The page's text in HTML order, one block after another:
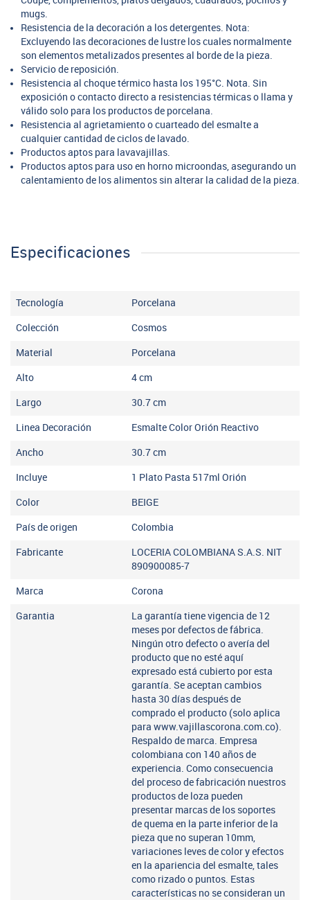
mugs.
Resistencia de la decoración a los detergentes. Nota:
Excluyendo las decoraciones de lustre los cuales normalmente
son elementos metalizados presentes al borde de la pieza.
Servicio de reposición.
Resistencia al choque térmico hasta los 195°C. Nota. Sin
exposición o contacto directo a resistencias térmicas o llama y
válido solo para los productos de porcelana.
Resistencia al agrietamiento o cuarteado del esmalte a
cualquier cantidad de ciclos de lavado.
Productos aptos para lavavajillas.
Productos aptos para uso en horno microondas, asegurando un
calentamiento de los alimentos sin alterar la calidad de la pieza.
Especificaciones
Tecnología Porcelana
Colección Cosmos
Material Porcelana
Alto 4cm
Largo 30.7cm
Linea Decoración Esmalte Color Orión Reactivo
Ancho 30.7cm
Incluye 1 Plato Pasta 517ml Orión
Color BEIGE
País de origen Colombia
Fabricante
LOCERIA COLOMBIANA S.A.S. NIT
890900085-7
Marca Corona
Garantia
La garantía tiene vigencia de 12
meses por defectos de fábrica.
Ningún otro defecto o avería del
producto que no esté aquí
expresado está cubierto por esta
garantía. Se aceptan cambios
hasta 30 días después de
comprado el producto (solo aplica
para www.vajillascorona.com.co).
Respaldo de marca. Empresa
colombiana con 140 años de
experiencia. Como consecuencia
del proceso de fabricación nuestros
productos de loza pueden
presentar marcas de los soportes
de quema en la parte inferior de la
pieza que no superan 10mm,
variaciones leves de color y efectos
en la apariencia del esmalte, tales
como rizado o puntos. Estas
características no se consideran un